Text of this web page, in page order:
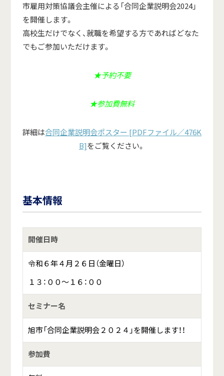
市雇用対策協議会主催による「合同企業説明会2024」
を開催します。
高校生だけでなく、就職を希望する方であればどなた
でもご参加いただけます。
★予約不要
★参加費無料
詳細は合同企業説明会ポスター [PDFファイル／476K
B]をご覧ください。
基本情報
開催日時
令和６年４月２６日（金曜日）
１３：００～１６：００
セミナー名
旭市「合同企業説明会２０２４」を開催します！！
参加費